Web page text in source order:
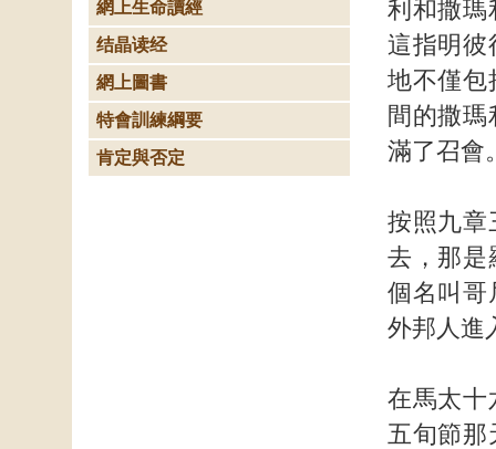
利和撒瑪
這指明彼
地不僅包
間的撒
滿了召會
按照九章
去，那是
個名叫哥
外邦人進
在馬太十
五旬節那
網上生命讀經
结晶读经
網上圖書
特會訓練綱要
肯定與否定